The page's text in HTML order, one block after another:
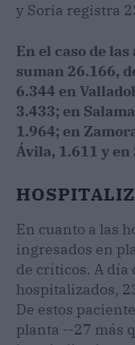
y Soria registra
En el caso de
suman 26.166,
6.344 en
3.433; en
1.964; en
Ávila, 1.611 y en
En cuanto a las
ingresados en
de críticos. A día
hospitalizados,
De estos
planta --27 más